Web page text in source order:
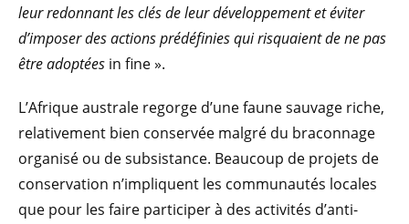
leur redonnant les clés de leur développement et éviter
d’imposer des actions prédéfinies qui risquaient de ne pas
être adoptées in fine».
L’Afrique australe regorge d’une faune sauvage riche,
relativement bien conservée malgré du braconnage
organisé ou de subsistance. Beaucoup de projets de
conservation n’impliquent les communautés locales
que pour les faire participer à des activités d’anti-